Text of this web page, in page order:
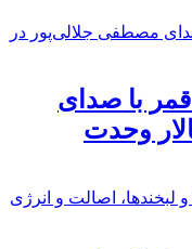
با صدای
وحدت